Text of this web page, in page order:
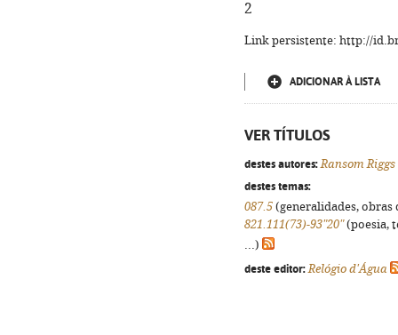
2
Link persistente: http://
ADICIONAR À LISTA
VER TÍTULOS
destes autores: Ransom Riggs
destes temas:
087.5 (generalidades,
821.111(73)-93"20"(poesia,
...)
deste editor: Relógio d'Água